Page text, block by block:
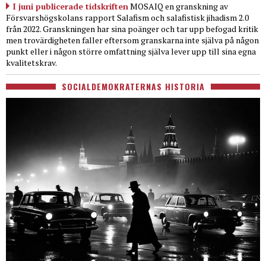
I juni publicerade tidskriften MOSAIQ en granskning av
Försvarshögskolans rapport Salafism och salafistisk jihadism 2.0
från 2022. Granskningen har sina poänger och tar upp befogad kritik
men trovärdigheten faller eftersom granskarna inte själva på någon
punkt eller i någon större omfattning själva lever upp till sina egna
kvalitetskrav.
SOCIALDEMOKRATERNAS HISTORIA